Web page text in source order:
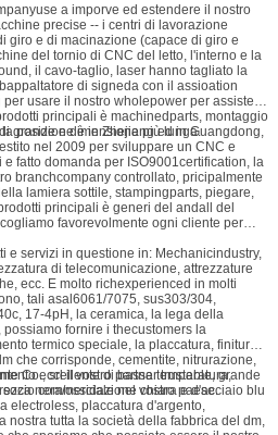
a imporve ed estendere il nostro
precise -- i centri di lavorazione
giro e di macinazione (capace di giro e
del tornio di CNC del letto, l'interno e la
il cavo-taglio, laser hanno tagliato la
di signeda con il assioation
per usare il nostro wholepower per assistere
principali è machinedparts, montaggio
grande e dimensione più lunga.
posizione è in Zhejiang ed in Guangdong,
nel 2009 per sviluppare un CNC e
fatto domanda per ISO9001certification, la
branchcompany controllato, pricipalmente
lamiera sottile, stampingparts, piegare,
principali è generi del andall del
favorevolmente ogni cliente per
e servizi in questione in: Mechanicindustry,
di telecomunicazione, attrezzature
ecc. E molto richexperienced in molti
tali asal6061/7075, sus303/304,
17-4pH, la ceramica, la lega della
fornire i thecustomers la
termico speciale, la placcatura, finitura
che corrisponde, cementite, nitrurazione,
eccellente di bassa temperatura,
nera/ossidazione chiara e d'acciaio blu
electroless, placcatura d'argento,
Co., srl il vostro partner trustable, grande
commerciale nel vostro paese.
nostra tutta la società della fabbrica del dm,